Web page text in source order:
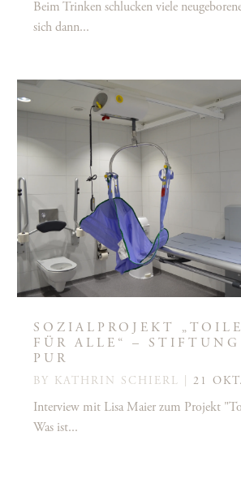
Beim Trinken schlucken viele
sich dann...
SOZIALPROJEKT
FÜR ALLE“ – STIFTUNG
PUR
BY KATHRIN SCHIERL |21 OKT.
Interview mit Lisa Maier zum Projekt
Was ist...